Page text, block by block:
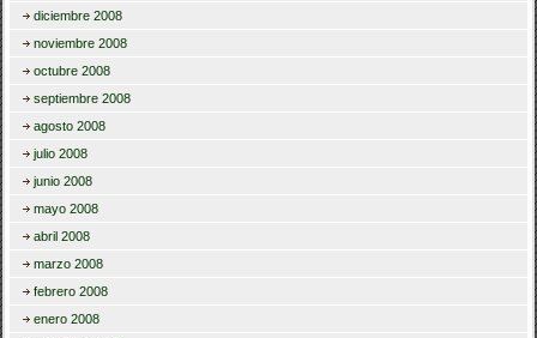
diciembre 2008
noviembre 2008
octubre 2008
septiembre 2008
agosto 2008
julio 2008
junio 2008
mayo 2008
abril 2008
marzo 2008
febrero 2008
enero 2008